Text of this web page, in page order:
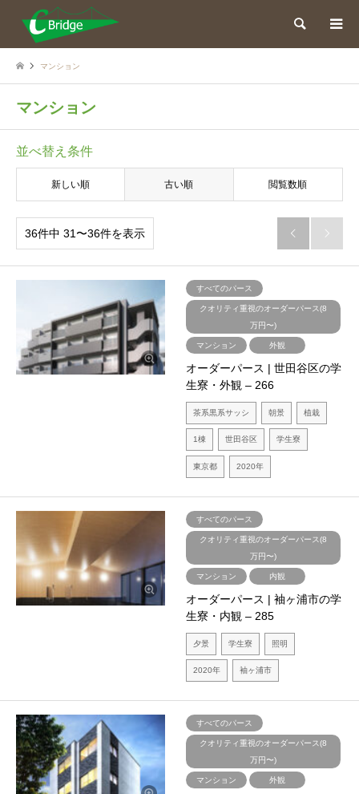
検索
マンション
マンション
並べ替え条件
新しい順 古い順 閲覧数順
36件中 31〜36件を表示  
すべてのパース
クオリティ重視のオーダーパース(8
万円〜)
マンション 外観
オーダーパース | 世田谷区の学
生寮・外観 – 266
茶系黒系サッシ 朝景 植栽
1棟 世田谷区 学生寮
東京都 2020年
すべてのパース
クオリティ重視のオーダーパース(8
万円〜)
マンション 内観
オーダーパース | 袖ヶ浦市の学
生寮・内観 – 285
夕景 学生寮 照明
2020年 袖ヶ浦市
すべてのパース
クオリティ重視のオーダーパース(8
万円〜)
マンション 外観